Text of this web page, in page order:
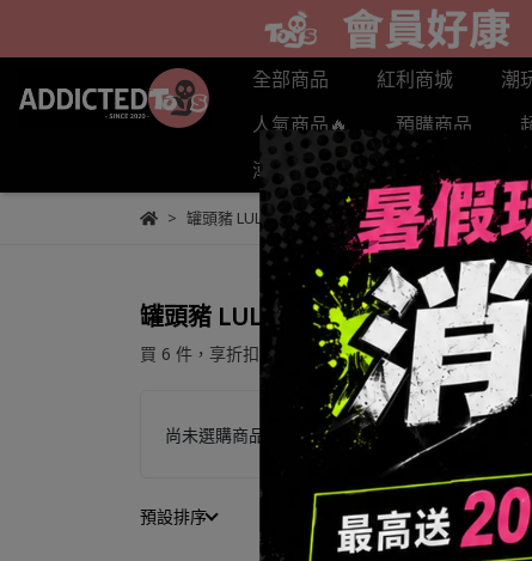
全部商品 紅利商城 潮
人氣商品🔥
預購商品
潮玩
盲盒/盒抽
罐頭豬 LULU 趴趴 公仔-中盒優惠
罐頭豬 LULU 趴趴 公仔-中盒優惠
買 6 件， 享折扣 NT$120
尚未選購商品
預設排序